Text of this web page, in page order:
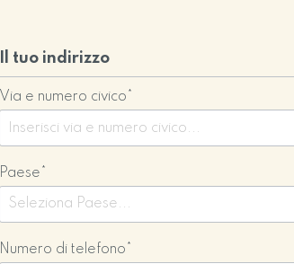
Il tuo indirizzo
Via e numero civico*
Paese*
Numero di telefono*